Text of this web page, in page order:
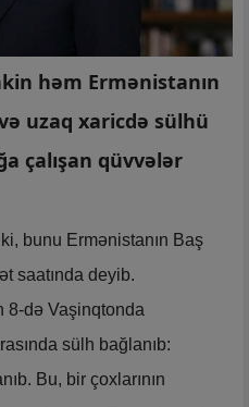
həm Ermənistanın
uzaq xaricdə sülhü
çalışan qüvvələr
bunu Ermənistanın Baş
saatında deyib.
8-də Vaşinqtonda
sülh bağlanıb:
Bu, bir çoxlarının